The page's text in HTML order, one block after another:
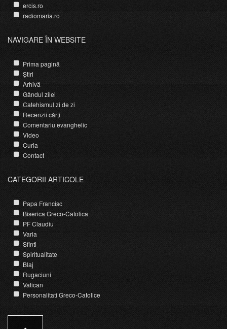
ercis.ro
radiomaria.ro
NAVIGARE ÎN WEBSITE
Prima pagină
Știri
Arhivă
Gândul zilei
Catehismul zi de zi
Recenzii cărți
Comentariu evanghelic
Video
Curia
Contact
CATEGORII ARTICOLE
Papa Francisc
Biserica Greco-Catolica
PF Claudiu
Varia
Sfinti
Spiritualitate
Blaj
Rugaciuni
Vatican
Personalitati Greco-Catolice